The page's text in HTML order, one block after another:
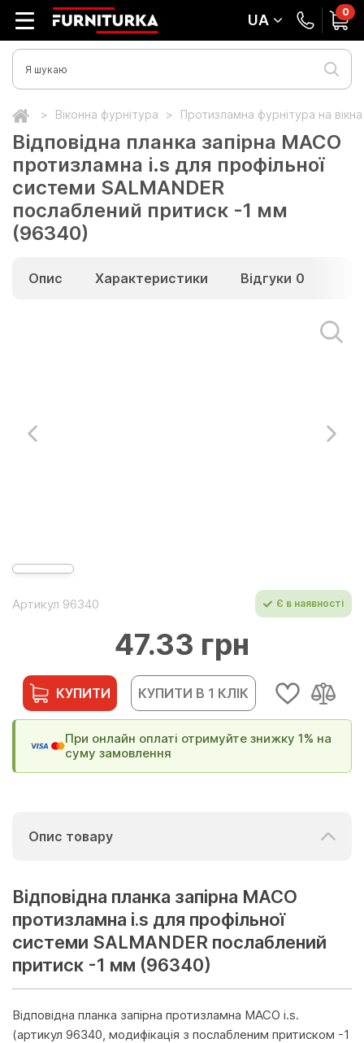
UA 0
Віконна фурнітура Протизламна фурнітура на
Відповідна планка запірна МАСО
протизламна i.s для профільної
системи SALMANDER
послаблений притиск -1 мм
(96340)
Опис Характеристики Відгуки 0
Артикул 96340 Є в наявності
47.33 грн
КУПИТИ КУПИТИ В 1 КЛІК
При онлайн оплаті отримуйте знижку 1% на
суму замовлення
Опис товару
Відповідна планка запірна МАСО
протизламна i.s для профільної
системи SALMANDER послаблений
притиск -1 мм (96340)
Відповідна планка запірна протизламна MACO i.s.
(артикул 96340, модифікація з послабленим притиском -1